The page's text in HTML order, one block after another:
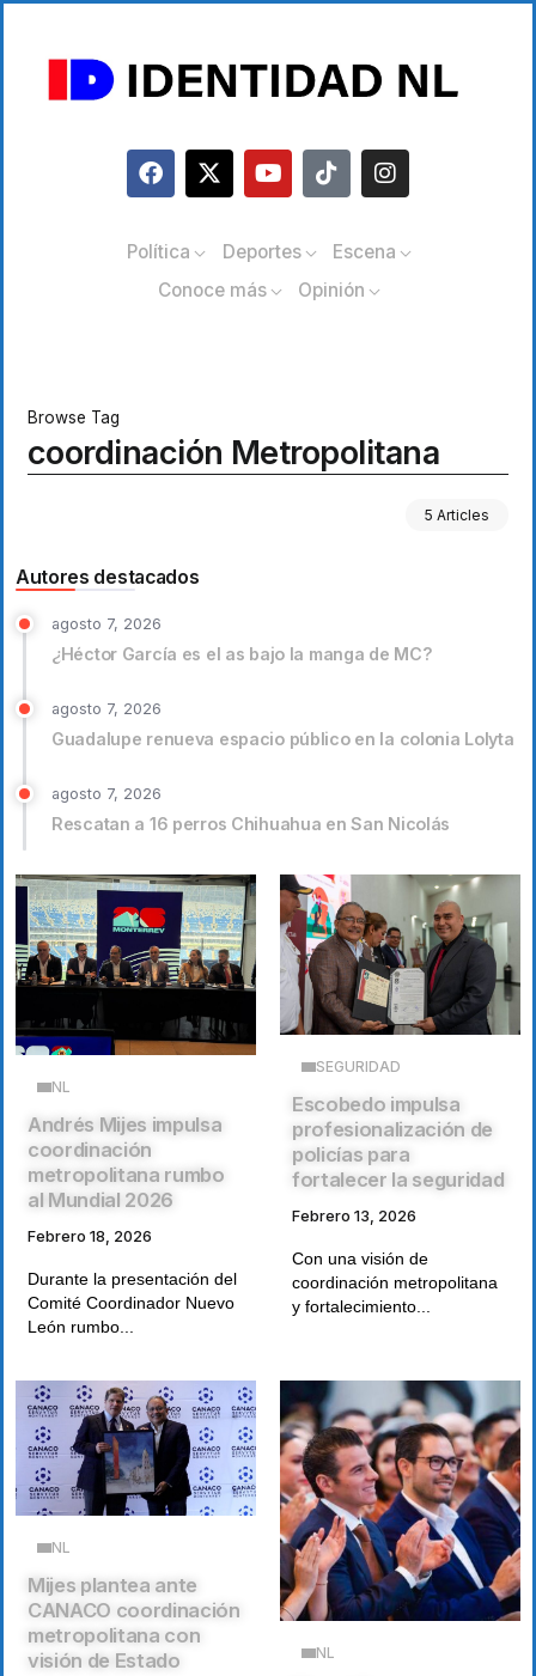
Política Deportes
Escena
Conoce más
Opinión
Browse Tag
coordinación Metropolitana
5 Articles
Autores destacados
agosto 7, 2026
¿Héctor García es el as bajo la manga de MC?
agosto 7, 2026
Guadalupe renueva espacio público en la colonia Lolyta
agosto 7, 2026
Rescatan a 16 perros Chihuahua en San Nicolás
NL
Andrés Mijes impulsa
coordinación
metropolitana rumbo
al Mundial 2026
Febrero 18, 2026
Durante la presentación del
Comité Coordinador Nuevo
León rumbo...
SEGURIDAD
Escobedo impulsa
profesionalización de
policías para
fortalecer la seguridad
Febrero 13, 2026
Con una visión de
coordinación metropolitana
y fortalecimiento...
NL
Mijes plantea ante
CANACO coordinación
metropolitana con
visión de Estado
NL